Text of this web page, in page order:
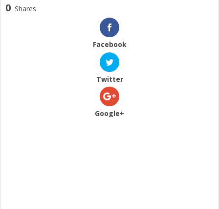
0 Shares
Facebook
Twitter
Google+